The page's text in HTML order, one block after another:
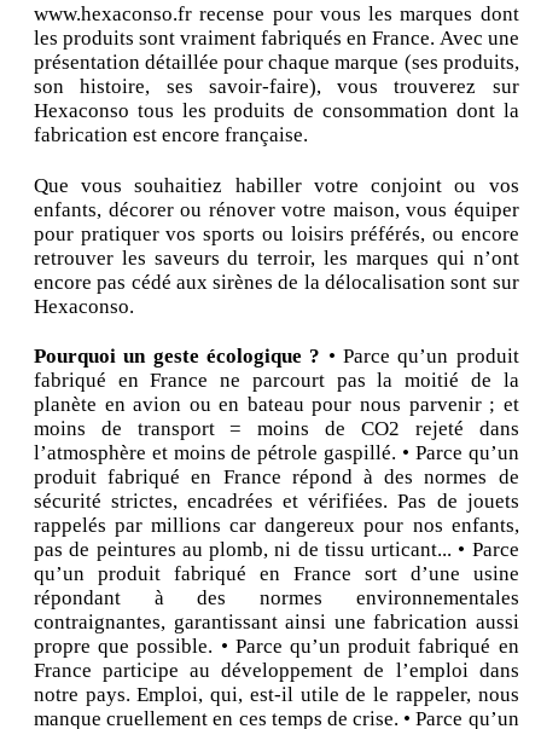
www.hexaconso.fr recense pour vous les marques dont
les produits sont vraiment fabriqués en France. Avec une
présentation détaillée pour chaque marque (ses produits,
son histoire, ses savoir-faire), vous trouverez sur
Hexaconso tous les produits de consommation dont la
fabrication est encore française.
Que vous souhaitiez habiller votre conjoint ou vos
enfants, décorer ou rénover votre maison, vous équiper
pour pratiquer vos sports ou loisirs préférés, ou encore
retrouver les saveurs du terroir, les marques qui n’ont
encore pas cédé aux sirènes de la délocalisation sont sur
Hexaconso.
Pourquoi un geste écologique ? • Parce qu’un produit
fabriqué en France ne parcourt pas la moitié de la
planète en avion ou en bateau pour nous parvenir ; et
moins de transport = moins de CO2 rejeté dans
l’atmosphère et moins de pétrole gaspillé. • Parce qu’un
produit fabriqué en France répond à des normes de
sécurité strictes, encadrées et vérifiées. Pas de jouets
rappelés par millions car dangereux pour nos enfants,
pas de peintures au plomb, ni de tissu urticant... • Parce
qu’un produit fabriqué en France sort d’une usine
répondant à des normes environnementales
contraignantes, garantissant ainsi une fabrication aussi
propre que possible. • Parce qu’un produit fabriqué en
France participe au développement de l’emploi dans
notre pays. Emploi, qui, est-il utile de le rappeler, nous
manque cruellement en ces temps de crise. • Parce qu’un